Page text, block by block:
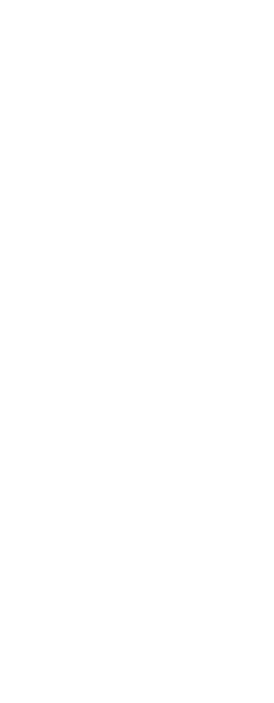
了承ください。
をご了承くださ
ようお願いしま
にご登録され
とをご了承くだ
ず変更すること
下、フタル酸ジブチ
はありません。
品に未対応品が
年1月12日よ
) : 1000ppm、
、
ない年数を意
可)を取得する
要な手段を講じ
これらの製造装
通知します。
、取り引きをい
ムロン制御